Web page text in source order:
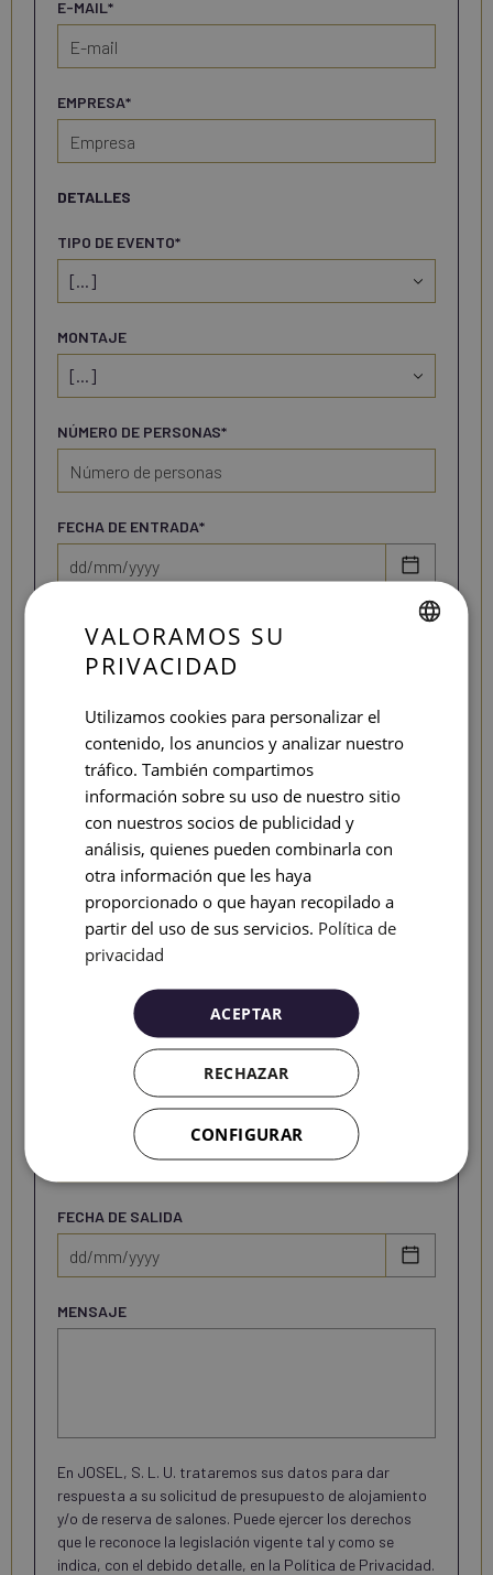
E-MAIL*
EMPRESA*
DETALLES
TIPO DE EVENTO*
MONTAJE
NÚMERO DE PERSONAS*
FECHA DE ENTRADA*
NECESITO SERVICIO DE RESTAURACIÓN
Desayuno
Pausa para café
Comida
Cóctel
Cenar
NECESITO ALOJAMIENTO PARA EL EVENTO
Sí
NÚMERO DE HABITACIONES
FECHA DE ENTRADA
FECHA DE SALIDA
MENSAJE
En JOSEL, S. L. U. trataremos sus datos para dar
respuesta a su solicitud de presupuesto de alojamiento
y/o de reserva de salones. Puede ejercer los derechos
que le reconoce la legislación vigente tal y como se
indica, con el debido detalle, en la Política de Privacidad.
CATALAN
ITALIAN
VALORAMOS SU
PRIVACIDAD
Utilizamos cookies para personalizar el
contenido, los anuncios y analizar nuestro
tráfico. También compartimos
información sobre su uso de nuestro sitio
con nuestros socios de publicidad y
análisis, quienes pueden combinarla con
otra información que les haya
proporcionado o que hayan recopilado a
partir del uso de sus servicios. Política de
privacidad
ACEPTAR
RECHAZAR
CONFIGURAR